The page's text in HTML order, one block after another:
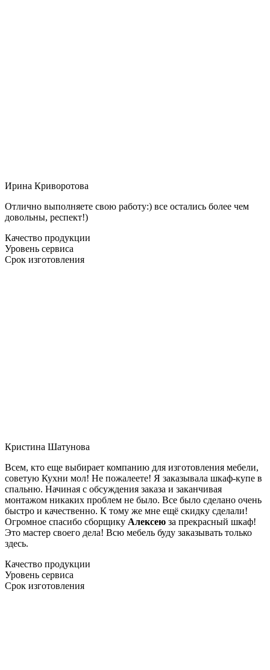
Ирина Криворотова
Отлично выполняете свою работу:) все остались более чем
довольны, респект!)
Качество продукции
Уровень сервиса
Срок изготовления
Кристина Шатунова
Всем, кто еще выбирает компанию для изготовления мебели,
советую Кухни мол! Не пожалеете! Я заказывала шкаф-купе в
спальню. Начиная с обсуждения заказа и заканчивая
монтажом никаких проблем не было. Все было сделано очень
быстро и качественно. К тому же мне ещё скидку сделали!
Огромное спасибо сборщику Алексею за прекрасный шкаф!
Это мастер своего дела! Всю мебель буду заказывать только
здесь.
Качество продукции
Уровень сервиса
Срок изготовления